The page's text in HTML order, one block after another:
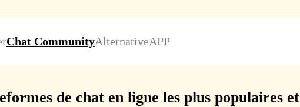
Chat CommunityAlternativeAPP
de chat en ligne les plus populaires et